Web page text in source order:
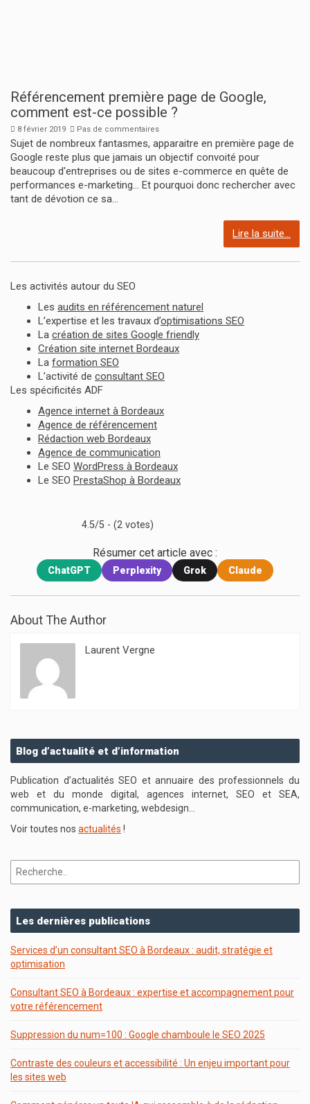
Référencement première page de Google,
comment est-ce possible ?
8 février 2019 Pas de commentaires
Sujet de nombreux fantasmes, apparaitre en première page de
Google reste plus que jamais un objectif convoité pour
beaucoup d'entreprises ou de sites e-commerce en quête de
performances e-marketing... Et pourquoi donc rechercher avec
tant de dévotion ce sa...
Lire la suite...
Les activités autour du SEO
Les audits en référencement naturel
L’expertise et les travaux d’optimisations SEO
La création de sites Google friendly
Création site internet Bordeaux
La formation SEO
L’activité de consultant SEO
Les spécificités ADF
Agence internet à Bordeaux
Agence de référencement
Rédaction web Bordeaux
Agence de communication
Le SEO WordPress à Bordeaux
Le SEO PrestaShop à Bordeaux
4.5/5 - (2 votes)
Résumer cet article avec :
ChatGPT Perplexity Grok Claude
About The Author
Laurent Vergne
Blog d’actualité et d’information
Publication d’actualités SEO et annuaire des professionnels du
web et du monde digital, agences internet, SEO et SEA,
communication, e-marketing, webdesign…
Voir toutes nos actualités !
Les dernières publications
Services d’un consultant SEO à Bordeaux : audit, stratégie et
optimisation
Consultant SEO à Bordeaux : expertise et accompagnement pour
votre référencement
Suppression du num=100 : Google chamboule le SEO 2025
Contraste des couleurs et accessibilité : Un enjeu important pour
les sites web